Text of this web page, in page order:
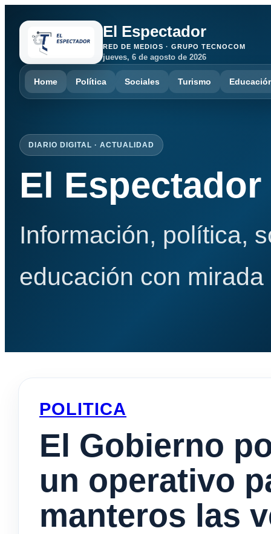
El Espectador
RED DE MEDIOS · GRUPO TECNOCOM
jueves, 6 de agosto de 2026
Home Política Sociales Turismo
DIARIO DIGITAL · ACTUALIDAD
El Espectador
Información, política,
educación con
POLITICA
El Gobierno
un operativo
manteros las